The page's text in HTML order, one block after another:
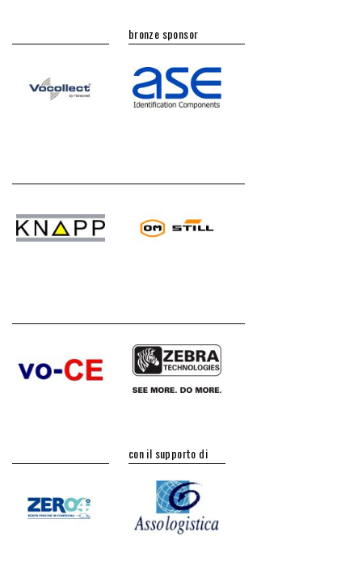
bronze sponsor
con il supporto di